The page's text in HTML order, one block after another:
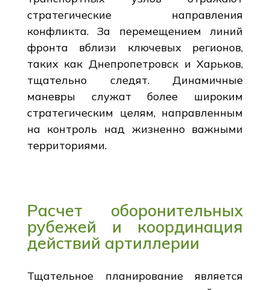
стратегические направления
конфликта. За перемещением линий
фронта вблизи ключевых регионов,
таких как Днепропетровск и Харьков,
тщательно следят. Динамичные
маневры служат более широким
стратегическим целям, направленным
на контроль над жизненно важными
территориями.
Расчет оборонительных
рубежей и координация
действий артиллерии
Тщательное планирование является